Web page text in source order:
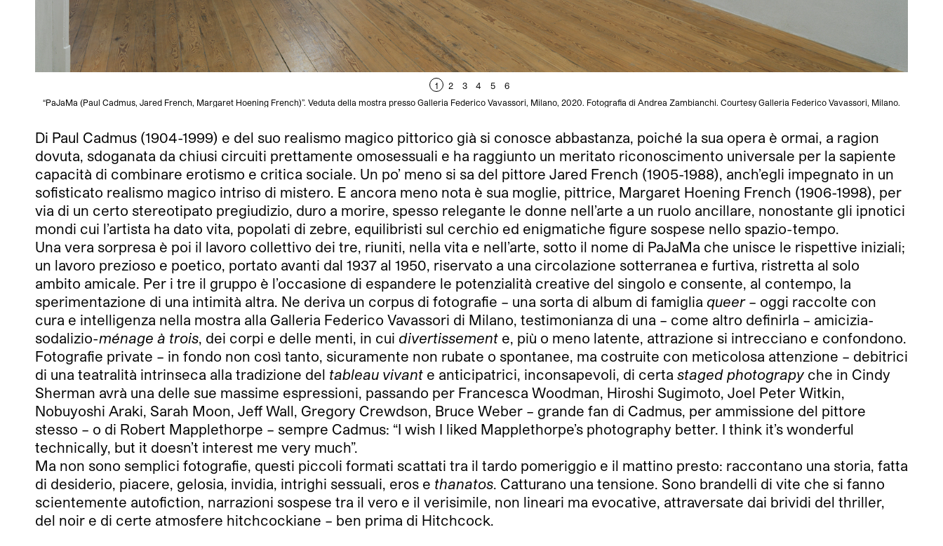
1 2 3 4 5
6
“PaJaMa (Paul Cadmus, Jared French, Margaret Hoening French)”. Veduta della mostra presso Galleria Federico Vavassori, Milano, 2020. Fotografia di Andrea Zambianchi. Courtesy Galleria Federico Vavassori, Milano.
Di Paul Cadmus (1904-1999) e del suo realismo magico pittorico già si conosce abbastanza, poiché la sua opera è ormai, a ragion
dovuta, sdoganata da chiusi circuiti prettamente omosessuali e ha raggiunto un meritato riconoscimento universale per la sapiente
capacità di combinare erotismo e critica sociale. Un po’ meno si sa del pittore Jared French (1905-1988), anch’egli impegnato in un
sofisticato realismo magico intriso di mistero. E ancora meno nota è sua moglie, pittrice, Margaret Hoening French (1906-1998), per
via di un certo stereotipato pregiudizio, duro a morire, spesso relegante le donne nell’arte a un ruolo ancillare, nonostante gli ipnotici
mondi cui l’artista ha dato vita, popolati di zebre, equilibristi sul cerchio ed enigmatiche figure sospese nello spazio-tempo.
Una vera sorpresa è poi il lavoro collettivo dei tre, riuniti, nella vita e nell’arte, sotto il nome di PaJaMa che unisce le rispettive iniziali;
un lavoro prezioso e poetico, portato avanti dal 1937 al 1950, riservato a una circolazione sotterranea e furtiva, ristretta al solo
ambito amicale. Per i tre il gruppo è l’occasione di espandere le potenzialità creative del singolo e consente, al contempo, la
sperimentazione di una intimità altra. Ne deriva un corpus di fotografie – una sorta di album di famiglia queer– oggi raccolte con
cura e intelligenza nella mostra alla Galleria Federico Vavassori di Milano, testimonianza di una – come altro definirla – amicizia-
sodalizio-ménage à trois, dei corpi e delle menti, in cui divertissement e, più o meno latente, attrazione si intrecciano e confondono.
Fotografie private – in fondo non così tanto, sicuramente non rubate o spontanee, ma costruite con meticolosa attenzione – debitrici
di una teatralità intrinseca alla tradizione del tableau vivant e anticipatrici, inconsapevoli, di certa staged photograpyche in Cindy
Sherman avrà una delle sue massime espressioni, passando per Francesca Woodman, Hiroshi Sugimoto, Joel Peter Witkin,
Nobuyoshi Araki, Sarah Moon, Jeff Wall, Gregory Crewdson, Bruce Weber – grande fan di Cadmus, per ammissione del pittore
stesso – o di Robert Mapplethorpe – sempre Cadmus: “I wish I liked Mapplethorpe’s photography better. I think it’s wonderful
technically, but it doesn’t interest me very much”.
Ma non sono semplici fotografie, questi piccoli formati scattati tra il tardo pomeriggio e il mattino presto: raccontano una storia, fatta
di desiderio, piacere, gelosia, invidia, intrighi sessuali, eros e thanatos. Catturano una tensione. Sono brandelli di vite che si fanno
scientemente autofiction, narrazioni sospese tra il vero e il verisimile, non lineari ma evocative, attraversate dai brividi del thriller,
del noir e di certe atmosfere hitchcockiane – ben prima di Hitchcock.